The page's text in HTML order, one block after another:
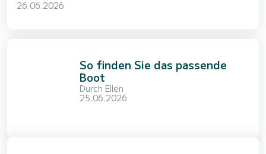
26.06.2026
So finden Sie das passende
Boot
Durch Ellen
25.06.2026